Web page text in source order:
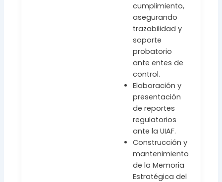
cumplimiento,
asegurando
trazabilidad y
soporte
probatorio
ante entes de
control.
Elaboración y
presentación
de reportes
regulatorios
ante la UIAF.
Construcción y
mantenimiento
de la Memoria
Estratégica del